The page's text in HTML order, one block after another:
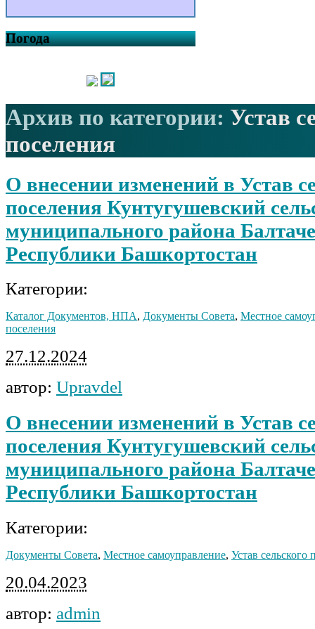
Погода
Архив по категории: Устав
поселения
О внесении изменений в Устав
поселения Кунтугушевский
муниципального района
Республики Башкортостан
Категории:
Каталог Документов, НПА, Документы Совета, Местное
поселения
27.12.2024
автор: Upravdel
О внесении изменений в Устав
поселения Кунтугушевский
муниципального района
Республики Башкортостан
Категории:
Документы Совета, Местное самоуправление, Устав сельского
20.04.2023
автор: admin